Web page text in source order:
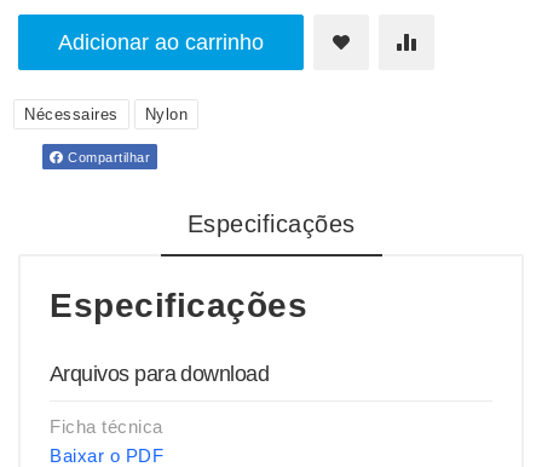
Adicionar ao carrinho
Nécessaires Nylon
Compartilhar
Especificações
Especificações
Arquivos para download
Ficha técnica
Baixar o PDF